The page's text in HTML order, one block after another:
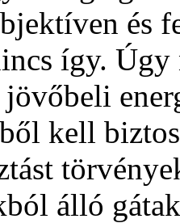
és
így.
kell
álló